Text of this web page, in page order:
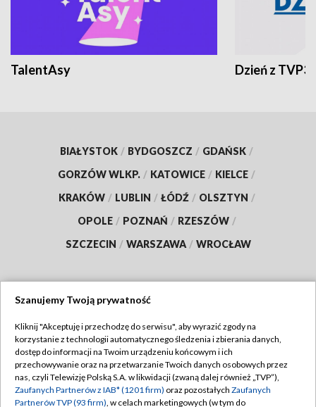
TalentAsy Dzień z TVP3
BIAŁYSTOK / BYDGOSZCZ / GDAŃSK /
GORZÓW WLKP. / KATOWICE / KIELCE /
KRAKÓW / LUBLIN / ŁÓDŹ / OLSZTYN /
OPOLE / POZNAŃ / RZESZÓW /
SZCZECIN / WARSZAWA / WROCŁAW
TVP
Abonament TVP
Emisja w TVP
Regulamin TVP
Polityka prywatności
Szanujemy Twoją prywatność
Kliknij "Akceptuję i przechodzę do serwisu", aby wyrazić zgody na
korzystanie z technologii automatycznego śledzenia i zbierania danych,
dostęp do informacji na Twoim urządzeniu końcowym i ich
przechowywanie oraz na przetwarzanie Twoich danych osobowych przez
nas, czyli Telewizję Polską S.A. w likwidacji (zwaną dalej również „TVP”),
Zaufanych Partnerów z IAB* (1201 firm) oraz pozostałych Zaufanych
Partnerów TVP (93 firm), w celach marketingowych (w tym do